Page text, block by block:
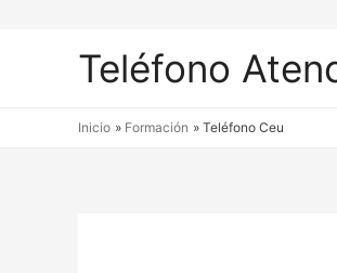
Teléfono
Inicio Formación Teléfono Ceu